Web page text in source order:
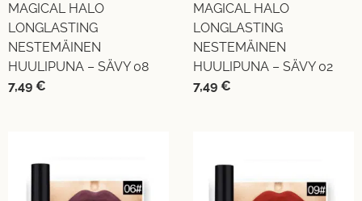
MAGICAL HALO
LONGLASTING
NESTEMÄINEN
HUULIPUNA – SÄVY 08
7,49 €
MAGICAL HALO
LONGLASTING
NESTEMÄINEN
HUULIPUNA – SÄVY 02
7,49 €